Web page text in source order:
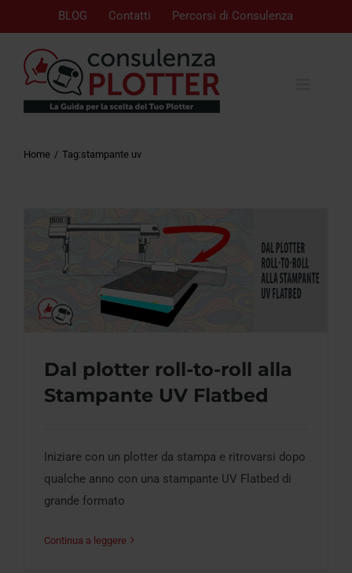
BLOG Contatti Percorsi di Consulenza
Home Tag:stampante uv
Dal plotter roll-to-roll alla Stampante UV
Dal plotter roll-to-roll alla
Stampante UV Flatbed
Iniziare con un plotter da stampa e ritrovarsi dopo
qualche anno con una stampante UV Flatbed di
grande formato
Continua a leggere